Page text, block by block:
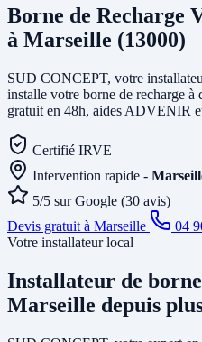
Borne de Recharge
à Marseille (13000)
SUD CONCEPT, votre
installe votre borne de recharge
gratuit en 48h, aides ADVENIR
Certifié IRVE
Intervention rapide -
5/5 sur Google (30 avis)
Devis gratuit à Marseille
04
Votre installateur local
Installateur de
Marseille depuis